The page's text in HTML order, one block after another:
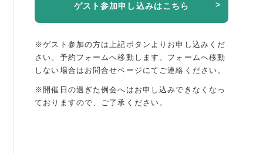
ゲスト参加申し込みはこちら
※ゲスト参加の方は上記ボタンよりお申し込みくだ
さい。予約フォームへ移動します。 フォームへ移動
しない場合はお問合せページにてご連絡ください。
※開催日の過ぎた例会へはお申し込みできなくなっ
ておりますので、ご了承ください。